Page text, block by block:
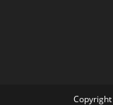
Copyright